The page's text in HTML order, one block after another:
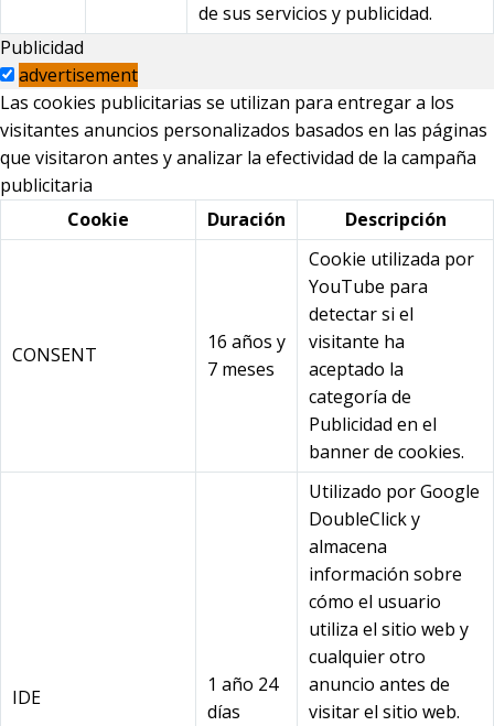
de sus servicios y publicidad.
Publicidad
advertisement
Las cookies publicitarias se utilizan para entregar a los
visitantes anuncios personalizados basados en las páginas
que visitaron antes y analizar la efectividad de la campaña
publicitaria
Cookie
Duración Descripción
CONSENT
16 años y
7 meses
Cookie utilizada por
YouTube para
detectar si el
visitante ha
aceptado la
categoría de
Publicidad en el
banner de cookies.
IDE
1 año 24
días
Utilizado por Google
DoubleClick y
almacena
información sobre
cómo el usuario
utiliza el sitio web y
cualquier otro
anuncio antes de
visitar el sitio web.